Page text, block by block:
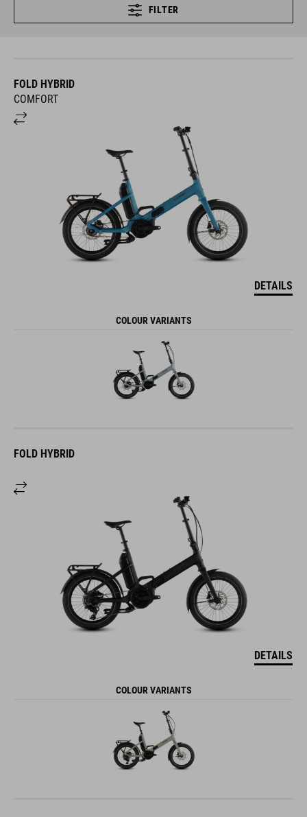
FILTER
FOLD HYBRID
COMFORT
DETAILS
COLOUR VARIANTS
FOLD HYBRID
DETAILS
COLOUR VARIANTS